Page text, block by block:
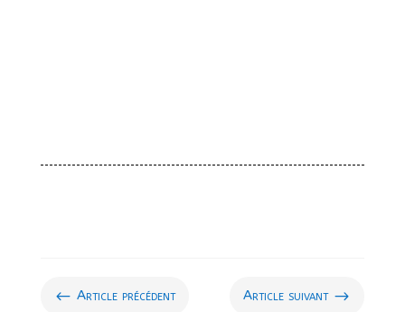
# Article précédent Article suivant $